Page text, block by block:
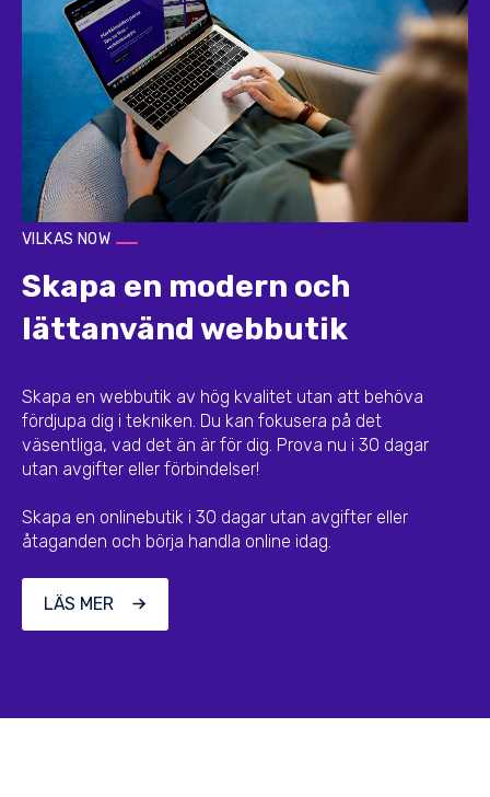
VILKAS NOW
Skapa en modern och
lättanvänd webbutik
Skapa en webbutik av hög kvalitet utan att behöva
fördjupa dig i tekniken. Du kan fokusera på det
väsentliga, vad det än är för dig. Prova nu i 30 dagar
utan avgifter eller förbindelser!
Skapa en onlinebutik i 30 dagar utan avgifter eller
åtaganden och börja handla online idag.
LÄS MER